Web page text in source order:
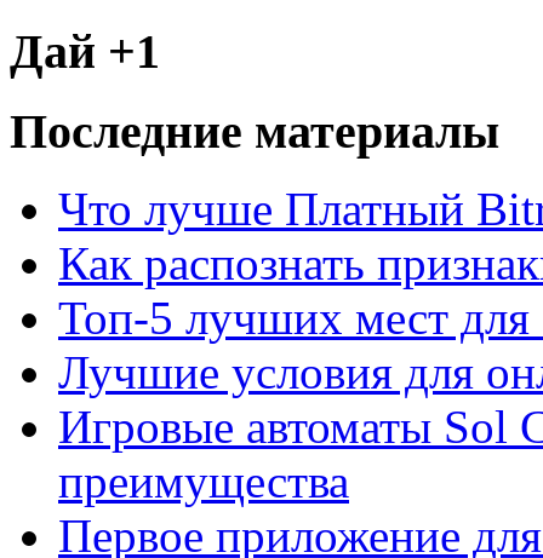
Дай +1
Последние материалы
Что лучше Платный
Как распознать
Топ-5 лучших мест для
Лучшие условия для
Игровые автоматы Sol
преимущества
Первое приложение